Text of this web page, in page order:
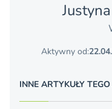
Aktywny od:
INNE ARTYKUŁY